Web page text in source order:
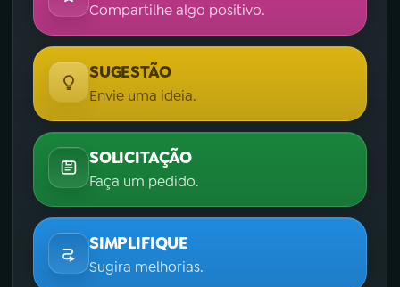
Compartilhe algo positivo.
SUGESTÃO
Envie uma ideia.
SOLICITAÇÃO
Faça um pedido.
SIMPLIFIQUE
Sugira melhorias.